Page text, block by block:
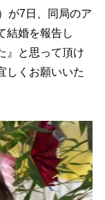
が7日、同局のア
結婚を報告し
』と思って頂け
しくお願いいた